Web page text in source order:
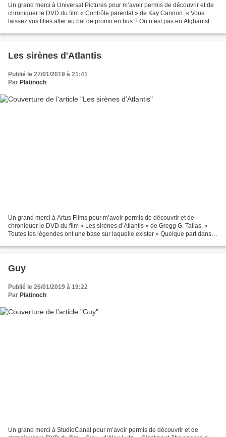
Un grand merci à Universal Pictures pour m’avoir permis de découvrir et de
chroniquer le DVD du film « Contrôle parental » de Kay Cannon. « Vous
laissez vos filles aller au bal de promo en bus ? On n’est pas en Afghanistan
Les sirènes d'Atlantis
Publié le 27/01/2019 à 21:41
Par Platinoch
Un grand merci à Artus Films pour m’avoir permis de découvrir et de
chroniquer le DVD du film « Les sirènes d’Atlantis » de Gregg G. Tallas. «
Toutes les légendes ont une base sur laquelle exister » Quelque part dans
Guy
Publié le 26/01/2019 à 19:22
Par Platinoch
Un grand merci à StudioCanal pour m’avoir permis de découvrir et de